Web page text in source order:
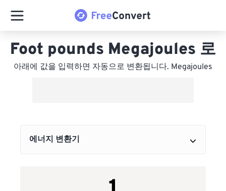
Foot pounds Megajoules 로
아래에 값을 입력하면 자동으로 변환됩니다. Megajoules